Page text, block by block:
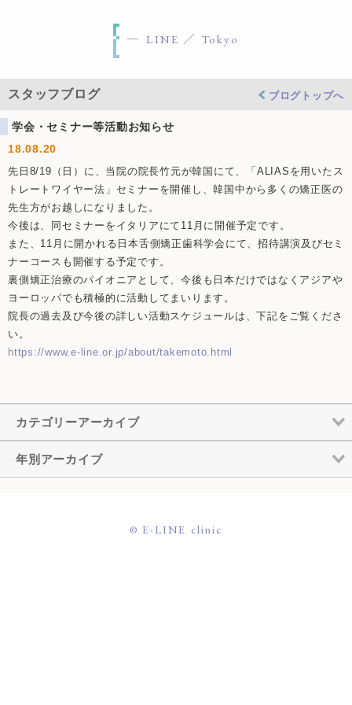
スタッフブログ ブログトップへ
学会・セミナー等活動お知らせ
18.08.20
先日8/19（日）に、当院の院長竹元が韓国にて、「ALIASを用いたス
トレートワイヤー法」セミナーを開催し、韓国中から多くの矯正医の
先生方がお越しになりました。
今後は、同セミナーをイタリアにて11月に開催予定です。
また、11月に開かれる日本舌側矯正歯科学会にて、招待講演及びセミ
ナーコースも開催する予定です。
裏側矯正治療のパイオニアとして、今後も日本だけではなくアジアや
ヨーロッパでも積極的に活動してまいります。
院長の過去及び今後の詳しい活動スケジュールは、下記をご覧くださ
い。
https://www.e-line.or.jp/about/takemoto.html
カテゴリーアーカイブ
年別アーカイブ
LINE ／ Tokyo
© E-LINE clinic